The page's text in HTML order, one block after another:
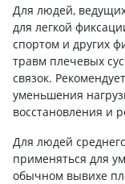
Для людей,
для легкой
спортом и других
травм плечевых
связок.
уменьшения
восстановления и
Для людей
применяться для
обычном вывихе